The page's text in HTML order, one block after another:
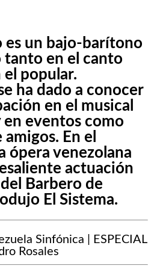
es un bajo-barítono
tanto en el canto
el popular.
ha dado a conocer
en el musical
eventos como
En el
ópera venezolana
actuación
Barbero de
El Sistema.
Sinfónica | ESPECIAL
Rosales